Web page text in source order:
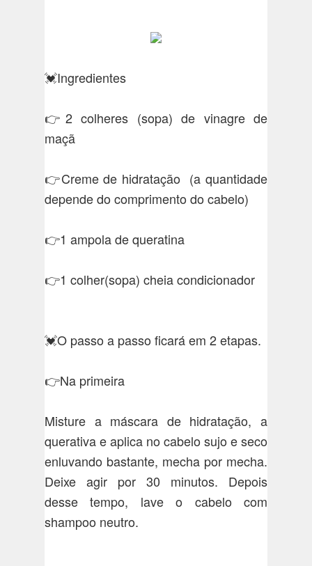
💓Ingredientes
👉2 colheres (sopa) de vinagre de
maçã
👉Creme de hidratação (a quantidade
depende do comprimento do cabelo)
👉1 ampola de queratina
👉1 colher(sopa) cheia condicionador
💓O passo a passo ficará em 2 etapas.
👉Na primeira
Misture a máscara de hidratação, a
querativa e aplica no cabelo sujo e seco
enluvando bastante, mecha por mecha.
Deixe agir por 30 minutos. Depois
desse tempo, lave o cabelo com
shampoo neutro.